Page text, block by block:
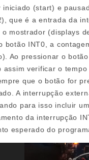
(start) e
que é a entrada da
mostrador (displays
botão INT0, a
Ao pressionar o
assim verificar o
que o botão for
A interrupção
para isso incluir
da interrupção
esperado do